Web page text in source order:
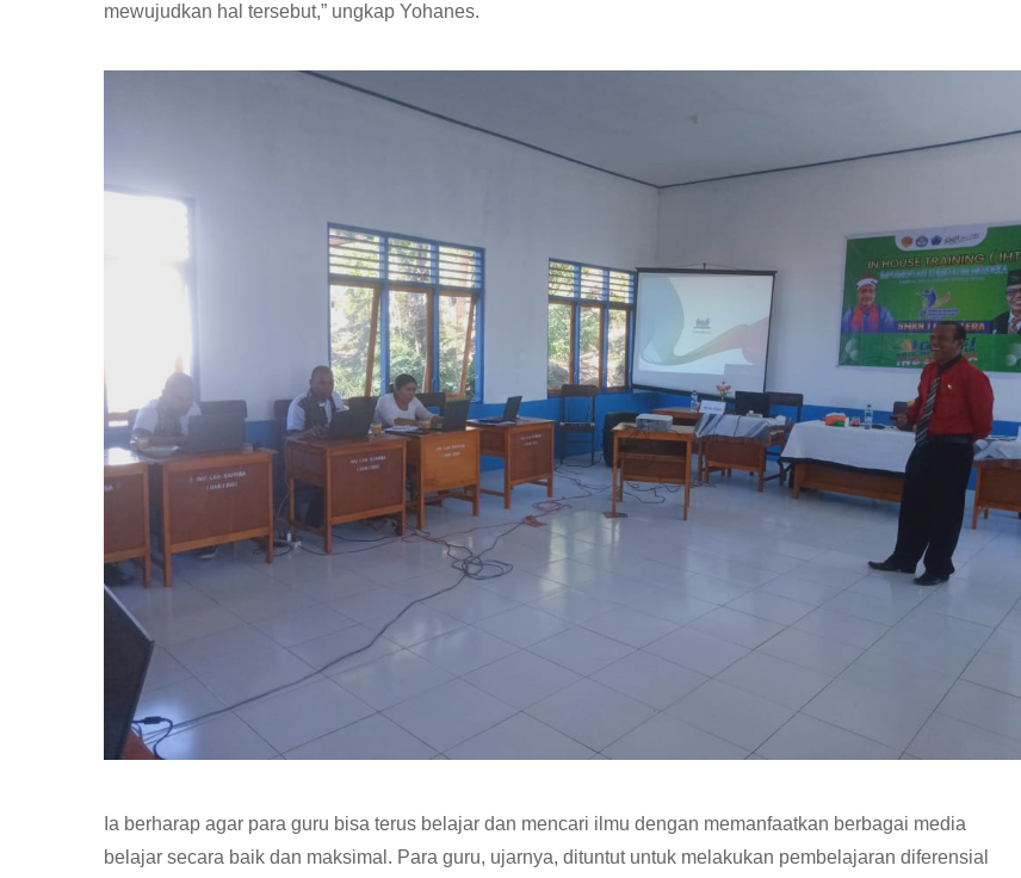
mewujudkan hal tersebut,” ungkap Yohanes.
Ia berharap agar para guru bisa terus belajar dan mencari ilmu dengan memanfaatkan berbagai media
belajar secara baik dan maksimal. Para guru, ujarnya, dituntut untuk melakukan pembelajaran diferensial